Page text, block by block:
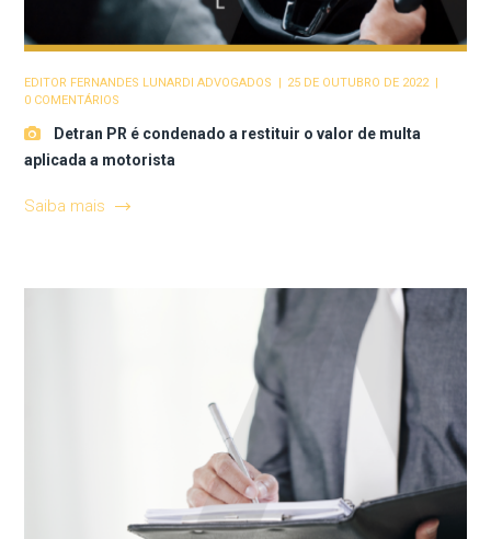
EDITOR FERNANDES LUNARDI ADVOGADOS
25 DE OUTUBRO DE 2022
0 COMENTÁRIOS
Detran PR é condenado a restituir o valor de multa
aplicada a motorista
Saiba mais